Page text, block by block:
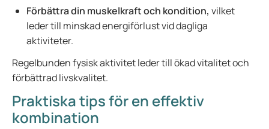
Förbättra din muskelkraft och kondition, vilket
leder till minskad energiförlust vid dagliga
aktiviteter.
Regelbunden fysisk aktivitet leder till ökad vitalitet och
förbättrad livskvalitet.
Praktiska tips för en effektiv
kombination